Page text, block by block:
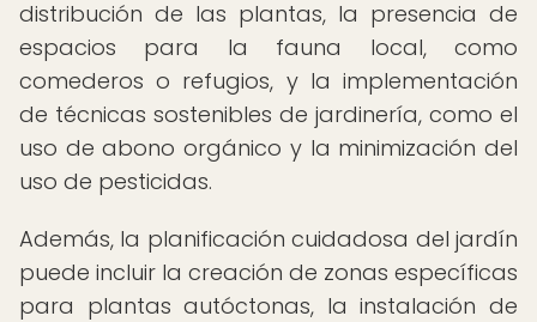
distribución de las plantas, la presencia de
espacios para la fauna local, como
comederos o refugios, y la implementación
de técnicas sostenibles de jardinería, como el
uso de abono orgánico y la minimización del
uso de pesticidas.
Además, la planificación cuidadosa del jardín
puede incluir la creación de zonas específicas
para plantas autóctonas, la instalación de